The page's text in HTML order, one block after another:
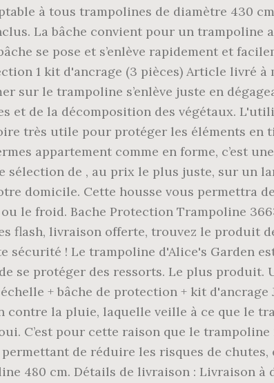
à tous trampolines de diamètre 430
La bâche convient pour un trampoline
se pose et s’enlève rapidement et
1 kit d'ancrage (3 pièces) Article livré
sur le trampoline s’enlève juste en
et de la décomposition des végétaux.
très utile pour protéger les éléments
appartement comme en forme, c’est
sélection de , au prix le plus juste, sur un
domicile. Cette housse vous permettra
le froid. Bache Protection Trampoline
flash, livraison offerte, trouvez le produit
! Le trampoline d'Alice's Garden
se protéger des ressorts. Le plus
+ bâche de protection + kit
contre la pluie, laquelle veille à ce que le
C’est pour cette raison que le
de réduire les risques de
480 cm. Détails de livraison : Livraison